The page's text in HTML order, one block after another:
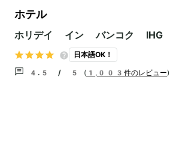
ホテル
ホリデイ イン バンコク IHG
日本語OK！
4.5 / 5 ( 1,003件のレビュー)